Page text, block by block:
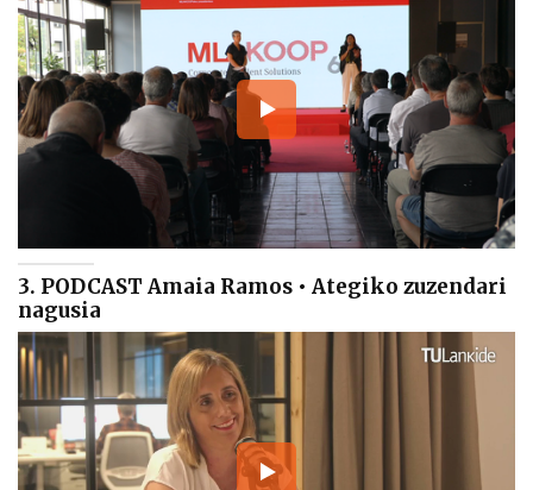
3. PODCAST Amaia Ramos • Ategiko zuzendari
nagusia